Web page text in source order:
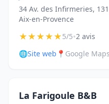
34 Av. des Infirmeries,
Aix-en-Provence
★★★★★5/5•2 avis
🌐Site web 📍 Google Maps
La Farigoule B&B